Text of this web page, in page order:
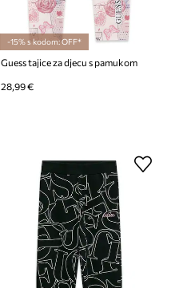
-15% s kodom: OFF*
Guess tajice za djecu s pamukom
28,99 €